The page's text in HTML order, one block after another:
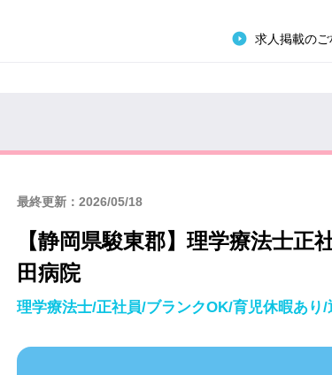
求人掲載の
最終更新：2026/05/18
【静岡県駿東郡】理学療法士
田病院
理学療法士/正社員/ブランクOK/育児休暇あ